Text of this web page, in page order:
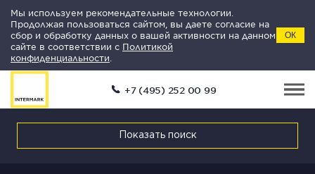
Мы используем рекомендательные технологии.
Продолжая пользоваться сайтом, вы даете согласие на
сбор и обработку данных о вашей активности на данном
сайте в соответствии с Политикой
конфиденциальности
ОК
+7 (495) 252 00 99
Показать поиск